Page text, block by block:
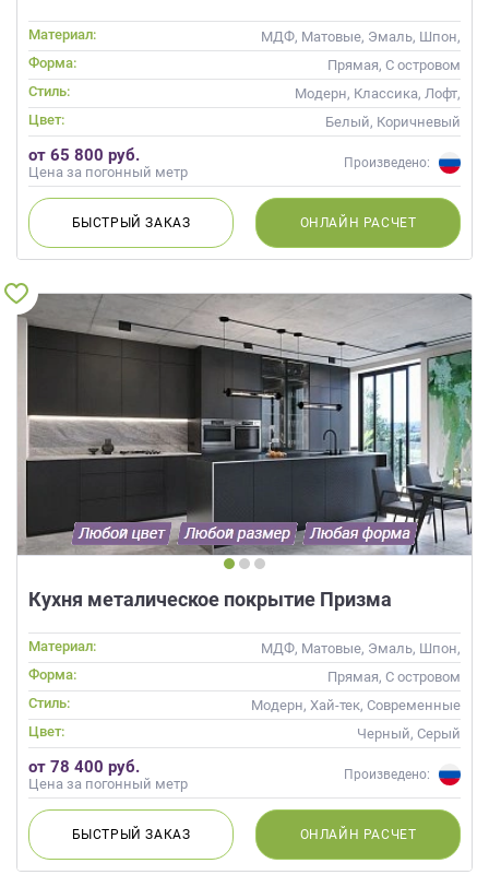
Материал:
МДФ, Матовые, Эмаль, Шпон,
Глянцевые
Форма:
Прямая, С островом
Стиль:
Модерн, Классика, Лофт,
Скандинавский, Неоклассика,
Современные
Цвет: Белый, Коричневый
от 65 800 руб.
Цена за погонный метр
Произведено:
БЫСТРЫЙЗАКАЗ ОНЛАЙН РАСЧЕТ
Кухня металическое покрытие Призма
Материал:
МДФ, Матовые, Эмаль, Шпон,
Глянцевые
Форма:
Прямая, С островом
Стиль:
Модерн, Хай-тек, Современные
Цвет:
Черный, Серый
от 78 400 руб.
Цена за погонный метр
Произведено:
БЫСТРЫЙЗАКАЗ ОНЛАЙН РАСЧЕТ